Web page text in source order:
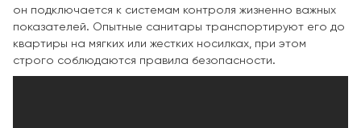
он подключается к системам контроля жизненно важных
показателей. Опытные санитары транспортируют его до
квартиры на мягких или жестких носилках, при этом
строго соблюдаются правила безопасности.